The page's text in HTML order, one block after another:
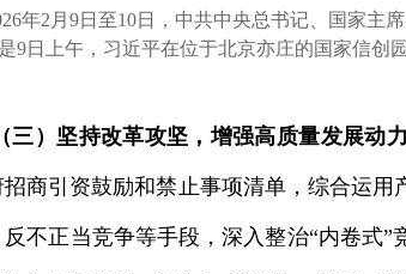
月9日至10日，中共中央总书记、国家主席
9日上午，习近平在位于北京亦庄的国家信创园
三）坚持改革攻坚，增强高质量发展动
商引资鼓励和禁止事项清单，综合运
不正当竞争等手段，深入整治“内卷式